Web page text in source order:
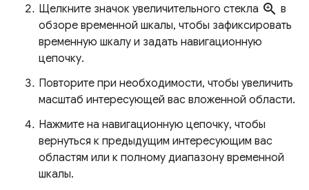
Щелкните значок увеличительного стекла zoom_in в
обзоре временной шкалы, чтобы зафиксировать
временную шкалу и задать навигационную
цепочку.
Повторите при необходимости, чтобы увеличить
масштаб интересующей вас вложенной области.
Нажмите на навигационную цепочку, чтобы
вернуться к предыдущим интересующим вас
областям или к полному диапазону временной
шкалы.